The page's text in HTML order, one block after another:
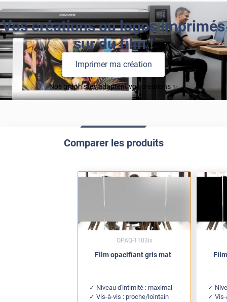
Vos créations ou logos imprimés
sur du film !
Imprimer ma création
Nos graphistes adaptent vos créations ✨
Comparer les produits
Film opacifiant gris mat
Niveau d'intimité : maximal
Vis-à-vis : proche/lointain
OPAQ-1103ix